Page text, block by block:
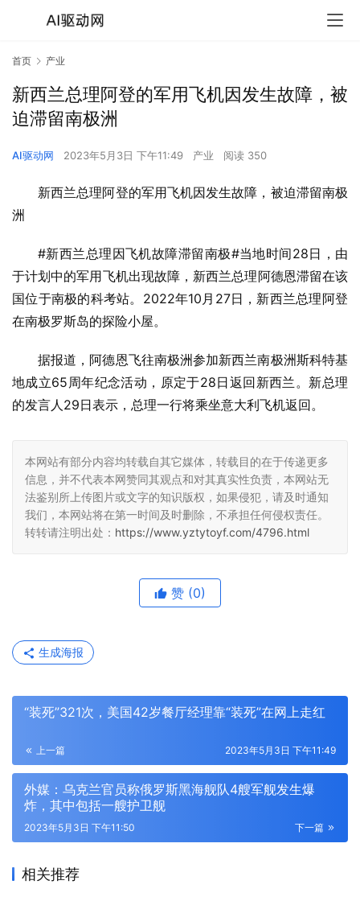
首页 产业
新西兰总理阿登的军用飞机因发生故障，被
迫滞留南极洲
AI驱动网 2023年5月3日 下午11:49 产业 阅读 350
新西兰总理阿登的军用飞机因发生故障，被迫滞留南极
洲
#新西兰总理因飞机故障滞留南极#当地时间28日，由
于计划中的军用飞机出现故障，新西兰总理阿德恩滞留在该
国位于南极的科考站。2022年10月27日，新西兰总理阿登
在南极罗斯岛的探险小屋。
据报道，阿德恩飞往南极洲参加新西兰南极洲斯科特基
地成立65周年纪念活动，原定于28日返回新西兰。新总理
的发言人29日表示，总理一行将乘坐意大利飞机返回。
本网站有部分内容均转载自其它媒体，转载目的在于传递更多
信息，并不代表本网赞同其观点和对其真实性负责，本网站无
法鉴别所上传图片或文字的知识版权，如果侵犯，请及时通知
我们，本网站将在第一时间及时删除，不承担任何侵权责任。
转转请注明出处： https://www.yztytoyf.com/4796.html
赞 (0)
生成海报
“装死”321次，美国42岁餐厅经理靠“装死”在网上走红
上一篇 2023年5月3日 下午11:49
外媒：乌克兰官员称俄罗斯黑海舰队4艘军舰发生爆
炸，其中包括一艘护卫舰
下一篇
2023年5月3日 下午11:50
相关推荐